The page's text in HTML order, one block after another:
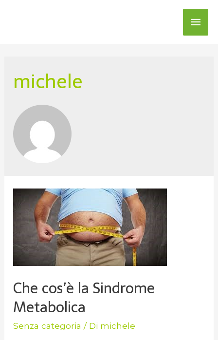
michele
Che cos’è la Sindrome
Metabolica
Senza categoria / Di michele